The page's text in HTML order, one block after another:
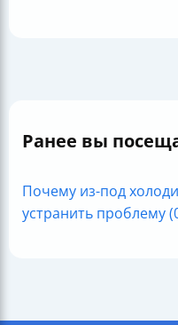
Ранее вы
Почему из-под
устранить проблему